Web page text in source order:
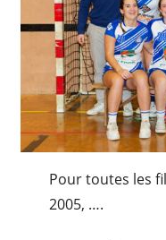
Pour toutes les
2005, ….